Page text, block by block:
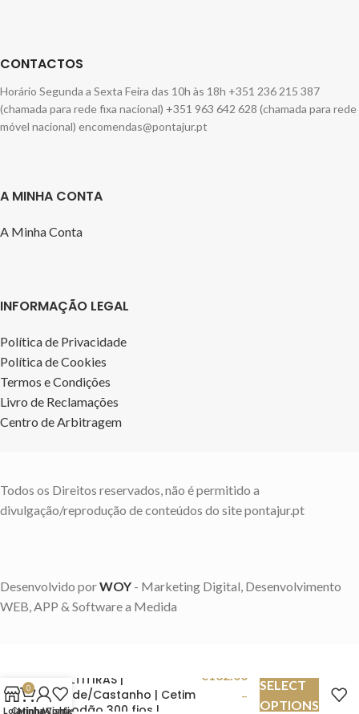
CONTACTOS
Horário Segunda a Sexta Feira das 10h às 18h +351 236 215 387
(chamada para rede fixa nacional) +351 963 642 628 (chamada para rede
móvel nacional) encomendas@pontajur.pt
A MINHA CONTA
A Minha Conta
INFORMAÇÃO LEGAL
Política de Privacidade
Política de Cookies
Termos e Condições
Livro de Reclamações
Centro de Arbitragem
Todos os Direitos reservados, não é permitido a
divulgação/reprodução de conteúdos do site pontajur.pt
Desenvolvido porWOY - Marketing Digital, Desenvolvimento
WEB, APP & Software a Medida
MULTITIRAS |
Verde/Castanho | Cetim
Algodão 300 fios |
€ 132.00
–
SELECT
OPTIONS
Loja
0
Carinho
Minha Conta
Wishlist